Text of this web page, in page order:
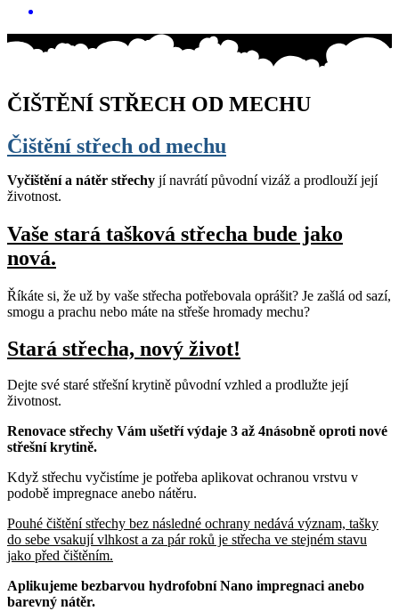
ČIŠTĚNÍ STŘECH OD MECHU
Čištění střech od mechu
Vyčištění a nátěr střechy jí navrátí původní vizáž a prodlouží její
životnost.
Vaše stará tašková střecha bude jako
nová.
Říkáte si, že už by vaše střecha potřebovala oprášit? Je zašlá od sazí,
smogu a prachu nebo máte na střeše hromady mechu?
Stará střecha, nový život!
Dejte své staré střešní krytině původní vzhled a prodlužte její
životnost.
Renovace střechy Vám ušetří výdaje 3 až 4násobně oproti nové
střešní krytině.
Když střechu vyčistíme je potřeba aplikovat ochranou vrstvu v
podobě impregnace anebo nátěru.
Pouhé čištění střechy bez následné ochrany nedává význam, tašky
do sebe vsakují vlhkost a za pár roků je střecha ve stejném stavu
jako před čištěním.
Aplikujeme bezbarvou hydrofobní Nano impregnaci anebo
barevný nátěr.